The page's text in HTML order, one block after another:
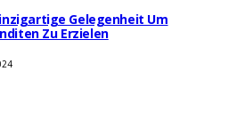
Gelegenheit Um
Zu Erzielen